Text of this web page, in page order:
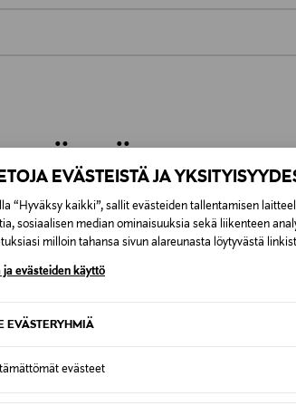
EVÄSTEISTÄ JA
“Hyväksy kaikki”, sallit evästeiden tallentamisen
sosiaalisen median ominaisuuksia sekä liikenteen
milloin tahansa sivun alareunasta löytyvästä
ja evästeiden käyttö
EVÄSTERYHMIÄ
evästeet
7,90 €–50,00 €
Alk. 6,90 €, kun
NÄISTÄ